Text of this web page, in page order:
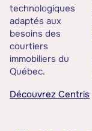
technologiques
adaptés aux
besoins des
courtiers
immobiliers du
Québec.
Découvrez Centris